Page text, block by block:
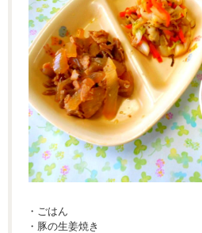
・ごはん
・豚の生姜焼き